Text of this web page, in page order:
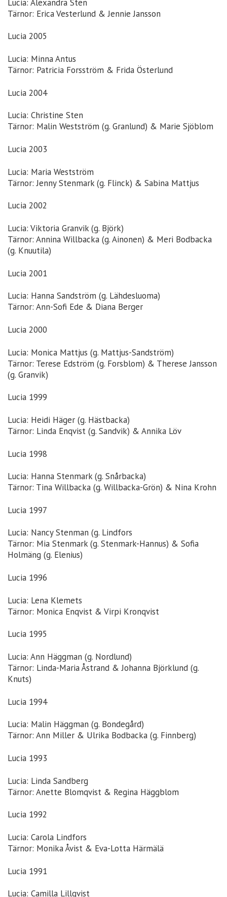
Lucia: Alexandra Sten
Tärnor: Erica Vesterlund & Jennie Jansson
Lucia 2005
Lucia: Minna Antus
Tärnor: Patricia Forsström & Frida Österlund
Lucia 2004
Lucia: Christine Sten
Tärnor: Malin Westström (g. Granlund) & Marie Sjöblom
Lucia 2003
Lucia: Maria Westström
Tärnor: Jenny Stenmark (g. Flinck) & Sabina Mattjus
Lucia 2002
Lucia: Viktoria Granvik (g. Björk)
Tärnor: Annina Willbacka (g. Ainonen) & Meri Bodbacka
(g. Knuutila)
Lucia 2001
Lucia: Hanna Sandström (g. Lähdesluoma)
Tärnor: Ann-Sofi Ede & Diana Berger
Lucia 2000
Lucia: Monica Mattjus (g. Mattjus-Sandström)
Tärnor: Terese Edström (g. Forsblom) & Therese Jansson
(g. Granvik)
Lucia 1999
Lucia: Heidi Häger (g. Hästbacka)
Tärnor: Linda Enqvist (g. Sandvik) & Annika Löv
Lucia 1998
Lucia: Hanna Stenmark (g. Snårbacka)
Tärnor: Tina Willbacka (g. Willbacka-Grön) & Nina Krohn
Lucia 1997
Lucia: Nancy Stenman (g. Lindfors
Tärnor: Mia Stenmark (g. Stenmark-Hannus) & Sofia
Holmäng (g. Elenius)
Lucia 1996
Lucia: Lena Klemets
Tärnor: Monica Enqvist & Virpi Kronqvist
Lucia 1995
Lucia: Ann Häggman (g. Nordlund)
Tärnor: Linda-Maria Åstrand & Johanna Björklund (g.
Knuts)
Lucia 1994
Lucia: Malin Häggman (g. Bondegård)
Tärnor: Ann Miller & Ulrika Bodbacka (g. Finnberg)
Lucia 1993
Lucia: Linda Sandberg
Tärnor: Anette Blomqvist & Regina Häggblom
Lucia 1992
Lucia: Carola Lindfors
Tärnor: Monika Åvist & Eva-Lotta Härmälä
Lucia 1991
Lucia: Camilla Lillqvist